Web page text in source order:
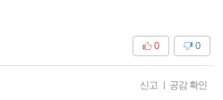
0
0
신고 | 공감 확인